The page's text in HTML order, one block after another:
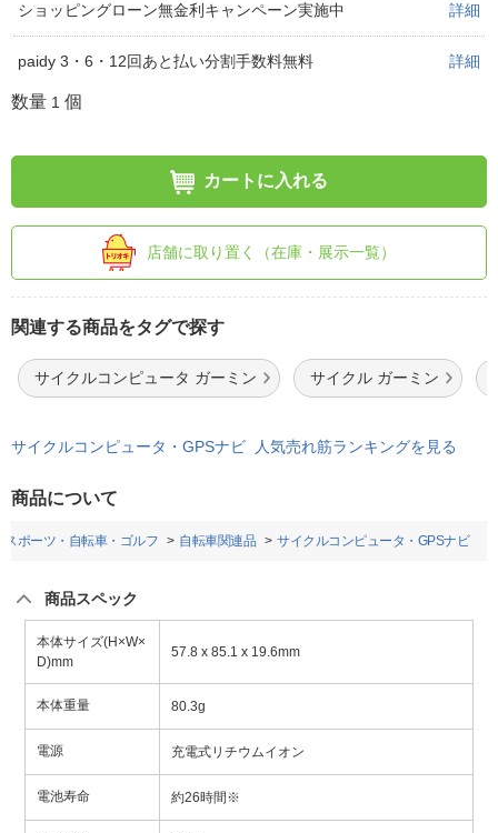
ショッピングローン無金利キャンペーン実施中 詳細
paidy 3・6・12回あと払い分割手数料無料 詳細
数量 1 個
カートに入れる
店舗に取り置く（在庫・展示一覧）
関連する商品をタグで探す
サイクルコンピュータ ガーミン サイクル ガーミン
サイクルコンピュータ・GPSナビ 人気売れ筋ランキングを見る
商品について
スポーツ・自転車・ゴルフ 自転車関連品 サイクルコンピュータ・GPSナビ
商品スペック
本体サイズ(H×W×
D)mm
57.8 x 85.1 x 19.6mm
本体重量 80.3g
電源 充電式リチウムイオン
電池寿命 約26時間※